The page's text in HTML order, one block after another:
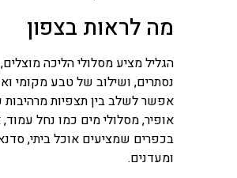
מה לראות בצפון
הגליל מציע מסלולי הליכה מוצלים,
נסתרים, ושילוב של טבע מקומי
אפשר לשלב בין תצפיות
אופיר, מסלולי מים כמו נחל עמוד,
בכפרים שמציעים אוכל ביתי,
ומעדנים.